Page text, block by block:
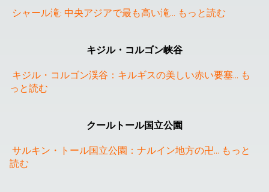
シャール滝: 中央アジアで最も高い滝... もっと読む
キジル・コルゴン峡谷
キジル・コルゴン渓谷：キルギスの美しい赤い要塞... も
っと読む
クールトール国立公園
サルキン・トール国立公園：ナルイン地方の卍... もっと
読む